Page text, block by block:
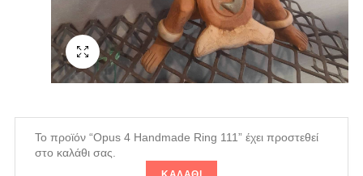
Fullscreen
Το προϊόν “Opus 4 Handmade Ring 111” έχει προστεθεί
στο καλάθι σας.